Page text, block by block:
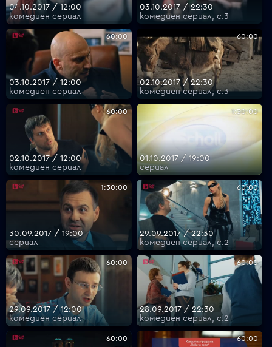
04.10.2017 / 12:00
комедиен сериал
03.10.2017 / 22:30
комедиен сериал, с.3
60:00
03.10.2017 / 12:00
комедиен сериал
60:00
02.10.2017 / 22:30
комедиен сериал, с.3
60:00
02.10.2017 / 12:00
комедиен сериал
1:30:00
01.10.2017 / 19:00
сериал
1:30:00
30.09.2017 / 19:00
сериал
60:00
29.09.2017 / 22:30
комедиен сериал, с.2
60:00
29.09.2017 / 12:00
комедиен сериал
60:00
28.09.2017 / 22:30
комедиен сериал, с.2
60:00 60:00